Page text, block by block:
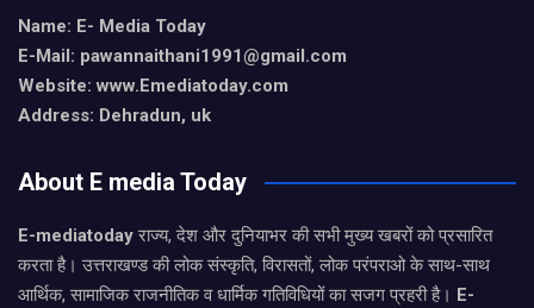
Name: E- Media Today
E-Mail: pawannaithani1991@gmail.com
Website: www.Emediatoday.com
Address: Dehradun, uk
About E media Today
E-mediatodayराज्य, देश और दुनियाभर की सभी मुख्य खबरों को प्रसारित
करता है। उत्तराखण्ड की लोक संस्कृति, विरासतों, लोक परंपराओ के साथ-साथ
आर्थिक, सामाजिक राजनीतिक व धार्मिक गतिविधियों का सजग प्रहरी है। E-